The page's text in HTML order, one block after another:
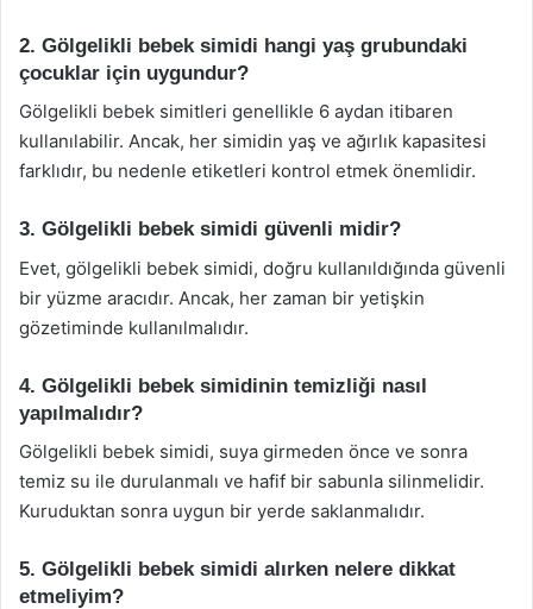
2. Gölgelikli bebek simidi hangi yaş grubundaki
çocuklar için uygundur?
Gölgelikli bebek simitleri genellikle 6 aydan itibaren
kullanılabilir. Ancak, her simidin yaş ve ağırlık kapasitesi
farklıdır, bu nedenle etiketleri kontrol etmek önemlidir.
3. Gölgelikli bebek simidi güvenli midir?
Evet, gölgelikli bebek simidi, doğru kullanıldığında güvenli
bir yüzme aracıdır. Ancak, her zaman bir yetişkin
gözetiminde kullanılmalıdır.
4. Gölgelikli bebek simidinin temizliği nasıl
yapılmalıdır?
Gölgelikli bebek simidi, suya girmeden önce ve sonra
temiz su ile durulanmalı ve hafif bir sabunla silinmelidir.
Kuruduktan sonra uygun bir yerde saklanmalıdır.
5. Gölgelikli bebek simidi alırken nelere dikkat
etmeliyim?